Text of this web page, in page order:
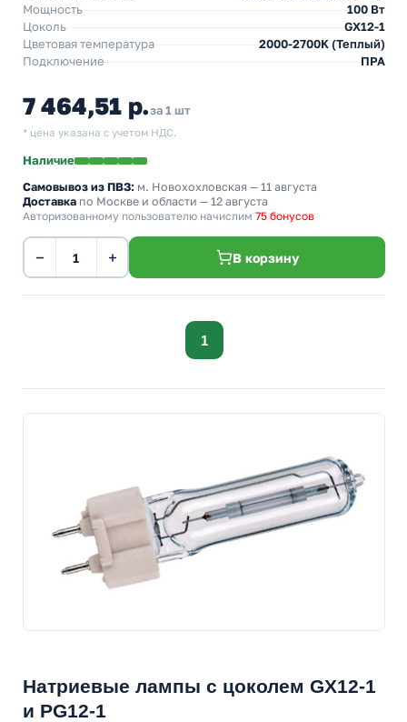
Мощность
100 Вт
Цоколь
GX12-1
Цветовая температура
2000-2700K (Теплый)
Подключение
ПРА
7 464,51 р.за 1 шт
* цена указана с учетом НДС.
Наличие
Самовывоз из ПВЗ: м. Новохохловская — 11 августа
Доставка по Москве и области — 12 августа
Авторизованному пользователю начислим 75 бонусов
− + В корзину
1
Натриевые лампы с цоколем GX12-1
и PG12-1